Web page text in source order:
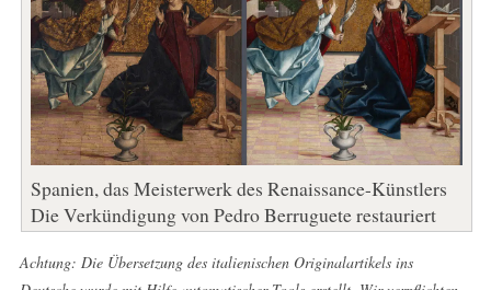
Spanien, das Meisterwerk des Renaissance-Künstlers
Die Verkündigung von Pedro Berruguete restauriert
Achtung: Die Übersetzung des italienischen Originalartikels ins